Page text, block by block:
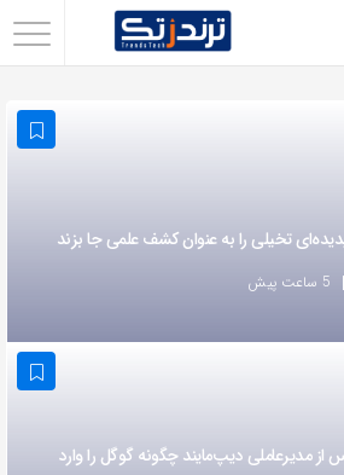
تخیلی را به عنوان کشف علمی جا بزند
5 ساعت پیش
مدیرعاملی دیپ‌مایند چگونه گوگل را وارد